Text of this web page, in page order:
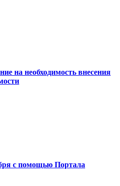
на необходимость внесения
с помощью Портала